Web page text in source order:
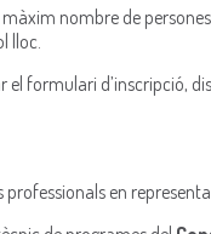
nombre de
lloc.
el formulari d’inscripció,
en